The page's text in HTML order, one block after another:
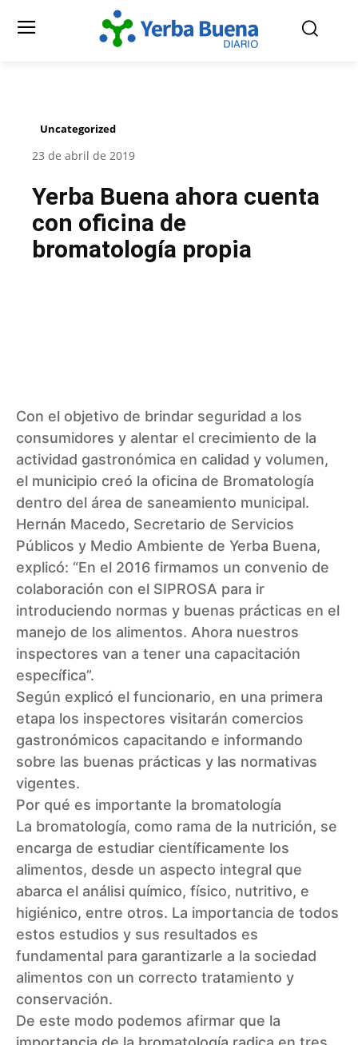
Uncategorized
23 de abril de 2019
Yerba Buena ahora cuenta
con oficina de
bromatología propia
Con el objetivo de brindar seguridad a los
consumidores y alentar el crecimiento de la
actividad gastronómica en calidad y volumen,
el municipio creó la oficina de Bromatología
dentro del área de saneamiento municipal.
Hernán Macedo, Secretario de Servicios
Públicos y Medio Ambiente de Yerba Buena,
explicó: “En el 2016 firmamos un convenio de
colaboración con el SIPROSA para ir
introduciendo normas y buenas prácticas en el
manejo de los alimentos. Ahora nuestros
inspectores van a tener una capacitación
específica”.
Según explicó el funcionario, en una primera
etapa los inspectores visitarán comercios
gastronómicos capacitando e informando
sobre las buenas prácticas y las normativas
vigentes.
Por qué es importante la bromatología
La bromatología, como rama de la nutrición, se
encarga de estudiar científicamente los
alimentos, desde un aspecto integral que
abarca el análisi químico, físico, nutritivo, e
higiénico, entre otros. La importancia de todos
estos estudios y sus resultados es
fundamental para garantizarle a la sociedad
alimentos con un correcto tratamiento y
conservación.
De este modo podemos afirmar que la